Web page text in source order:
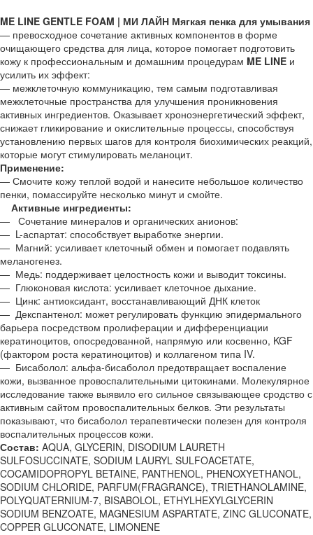
ME LINE GENTLE FOAM | МИ ЛАЙН Мягкая пенка для умывания
— превосходное сочетание активных компонентов в форме
очищающего средства для лица, которое помогает подготовить
кожу к профессиональным и домашним процедурам ME LINE и
усилить их эффект:
— межклеточную коммуникацию, тем самым подготавливая
межклеточные пространства для улучшения проникновения
активных ингредиентов. Оказывает хроноэнергетический эффект,
снижает гликирование и окислительные процессы, способствуя
установлению первых шагов для контроля биохимических реакций,
которые могут стимулировать меланоцит.
Применение:
— Смочите кожу теплой водой и нанесите небольшое количество
пенки, помассируйте несколько минут и смойте.
Активные ингредиенты:
— Сочетание минералов и органических анионов:
— L-аспартат: способствует выработке энергии.
— Магний: усиливает клеточный обмен и помогает подавлять
меланогенез.
— Медь: поддерживает целостность кожи и выводит токсины.
— Глюконовая кислота: усиливает клеточное дыхание.
— Цинк: антиоксидант, восстанавливающий ДНК клеток
— Декспантенол: может регулировать функцию эпидермального
барьера посредством пролиферации и дифференциации
кератиноцитов, опосредованной, напрямую или косвенно, KGF
(фактором роста кератиноцитов) и коллагеном типа IV.
— Бисаболол: альфа-бисаболол предотвращает воспаление
кожи, вызванное провоспалительными цитокинами. Молекулярное
исследование также выявило его сильное связывающее сродство с
активным сайтом провоспалительных белков. Эти результаты
показывают, что бисаболол терапевтически полезен для контроля
воспалительных процессов кожи.
Состав: AQUA, GLYCERIN, DISODIUM LAURETH
SULFOSUCCINATE, SODIUM LAURYL SULFOACETATE,
COCAMIDOPROPYL BETAINE, PANTHENOL, PHENOXYETHANOL,
SODIUM CHLORIDE, PARFUM(FRAGRANCE), TRIETHANOLAMINE,
POLYQUATERNIUM-7, BISABOLOL, ETHYLHEXYLGLYCERIN
SODIUM BENZOATE, MAGNESIUM ASPARTATE, ZINC GLUCONATE,
COPPER GLUCONATE, LIMONENE